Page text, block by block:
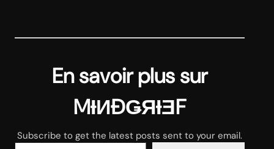
En savoir plus sur
MƗИĐǤЯƗƎF
Subscribe to get the latest posts sent to your email.
Saisissez votre adresse e-mail…